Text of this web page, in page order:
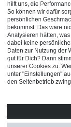
Unsere Socials
© 2026 Trendline direkt
hilft uns, die
So können wir dafür
persönlichen
bekommst. Das wäre
Analysieren hätten,
dabei keine
Daten zur Nutzung der
gut für Dich? Dann
unserer Cookies zu.
unter "Einstellungen"
den Seitenbetrieb